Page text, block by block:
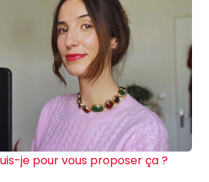
je pour vous proposer ça ?